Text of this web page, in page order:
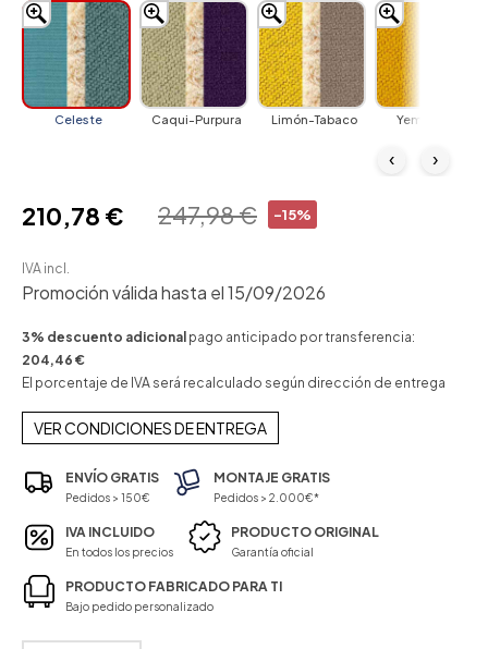
Celeste Caqui-Purpura Limón-Tabaco Yema-Klein
‹ ›
-15%
247,98 €
210,78 €
IVA incl.
Promoción válida hasta el 15/09/2026
3% descuento adicional pago anticipado por transferencia:
204,46 €
El porcentaje de IVA será recalculado según dirección de entrega
VER CONDICIONES DE ENTREGA
ENVÍO GRATIS
Pedidos > 150€
MONTAJE GRATIS
Pedidos > 2.000€*
IVA INCLUIDO
En todos los precios
PRODUCTO ORIGINAL
Garantía oficial
PRODUCTO FABRICADO PARA TI
Bajo pedido personalizado